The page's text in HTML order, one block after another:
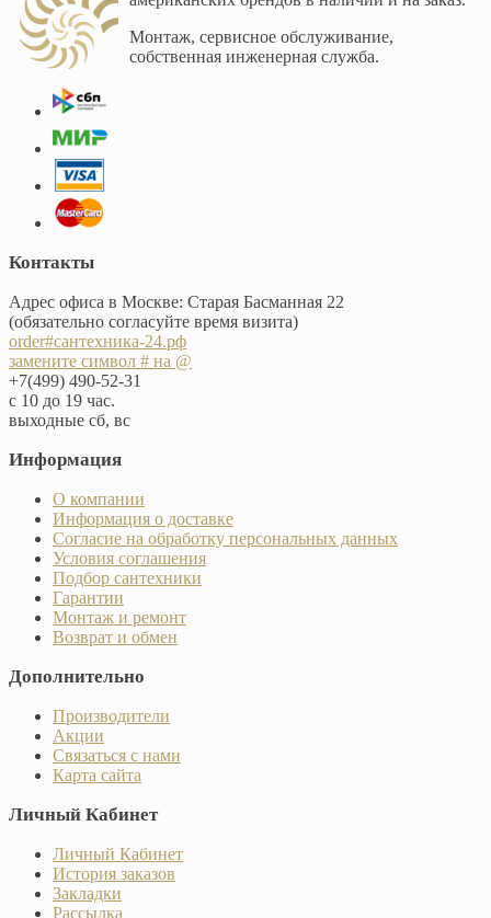
Монтаж, сервисное обслуживание,
собственная инженерная служба.
Контакты
Адрес офиса в Москве: Старая Басманная 22
(обязательно согласуйте время визита)
order#сантехника-24.рф
замените символ # на @
+7(499) 490-52-31
с 10 до 19 час.
выходные сб, вс
Информация
О компании
Информация о доставке
Согласие на обработку персональных данных
Условия соглашения
Подбор сантехники
Гарантии
Монтаж и ремонт
Возврат и обмен
Дополнительно
Производители
Акции
Связаться с нами
Карта сайта
Личный Кабинет
Личный Кабинет
История заказов
Закладки
Рассылка